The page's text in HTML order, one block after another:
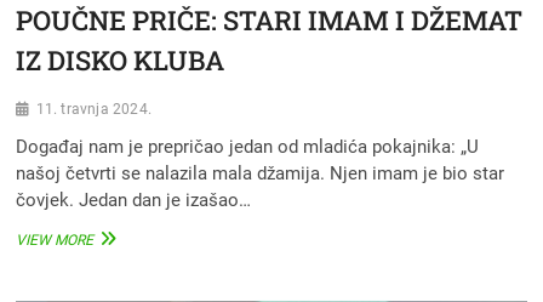
POUČNE PRIČE: STARI IMAM I DŽEMAT
IZ DISKO KLUBA
11. travnja 2024.
Događaj nam je prepričao jedan od mladića pokajnika: „U
našoj četvrti se nalazila mala džamija. Njen imam je bio star
čovjek. Jedan dan je izašao…
VIEW MOREPOUČNE